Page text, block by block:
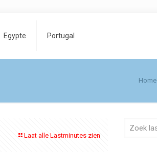
Egypte Portugal
Home
Laat alle Lastminutes zien